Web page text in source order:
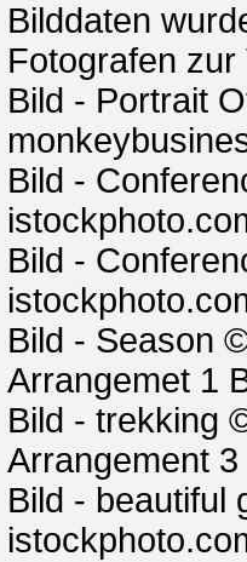
Bilddaten
Fotografen
Bild - Portrait
Bild -
Bild -
Bild - Season
Arrangemet 1
Bild - trekking
Arrangement 3
Bild - beautiful